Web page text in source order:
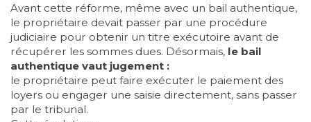
Avant cette réforme, même avec un bail authentique,
le propriétaire devait passer par une procédure
judiciaire pour obtenir un titre exécutoire avant de
récupérer les sommes dues. Désormais, le bail
authentique vaut jugement :
le propriétaire peut faire exécuter le paiement des
loyers ou engager une saisie directement, sans passer
par le tribunal.